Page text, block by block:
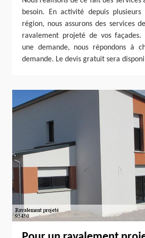
besoin. En activité depuis plusieurs
région, nous assurons des services
ravalement projeté de vos façades.
une demande, nous répondons à
demande. Le devis gratuit sera